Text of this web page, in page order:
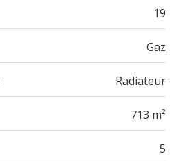
19
Gaz
Radiateur
713 m²
5